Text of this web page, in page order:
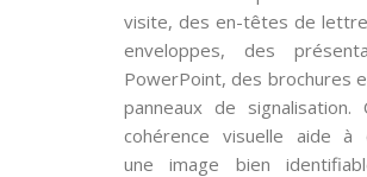
visite, des en-têtes de
enveloppes, des
PowerPoint, des brochures
panneaux de signalisation.
cohérence visuelle aide à
une image bien